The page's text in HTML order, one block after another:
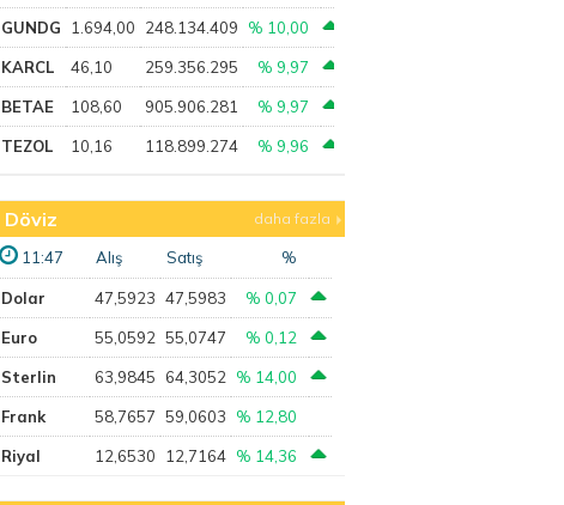
GUNDG 1.694,00 248.134.409 % 10,00
KARCL 46,10 259.356.295 % 9,97
BETAE 108,60 905.906.281 % 9,97
TEZOL 10,16 118.899.274 % 9,96
Döviz daha fazla
11:47 Alış Satış %
Dolar 47,5923 47,5983 % 0,07
Euro 55,0592 55,0747 % 0,12
Sterlin 63,9845 64,3052 % 14,00
Frank 58,7657 59,0603 % 12,80
Riyal 12,6530 12,7164 % 14,36